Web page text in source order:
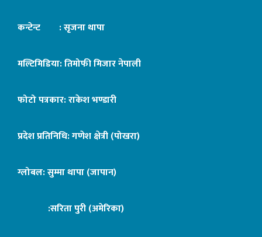
कन्टेन्ट : सृजना थापा
मल्टिमिडिया: तिमोफी मिजार नेपाली
फोटो पत्रकार: राकेश भण्डारी
प्रदेश प्रतिनिधि: गणेश क्षेत्री (पोखरा)
ग्लोबल: सुम्मा थापा (जापान)
:सरिता पुरी (अमेरिका)